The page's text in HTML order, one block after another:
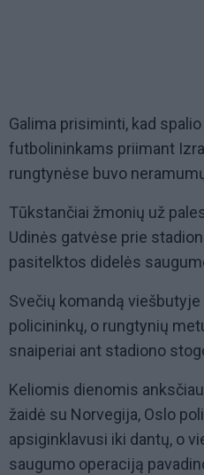
Galima prisiminti, kad
futbolininkams priimant
rungtynėse buvo
Tūkstančiai žmonių už
Udinės gatvėse prie
pasitelktos didelės
Svečių komandą
policininkų, o rungtynių
snaiperiai ant stadiono
Keliomis dienomis
žaidė su Norvegija, Oslo
apsiginklavusi iki dantų, o
saugumo operaciją